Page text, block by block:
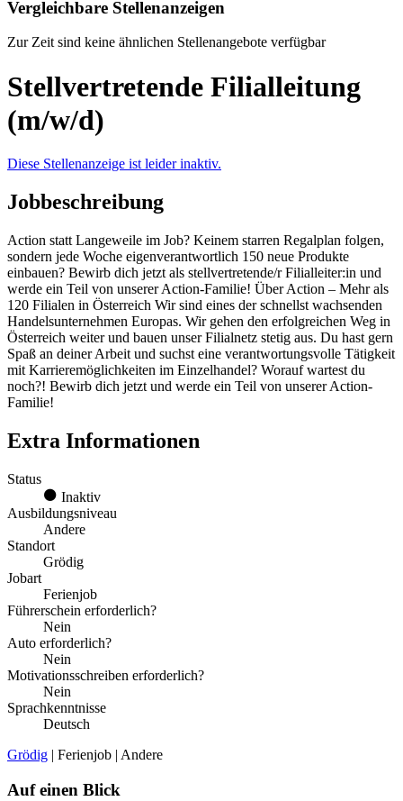
Vergleichbare Stellenanzeigen
Zur Zeit sind keine ähnlichen Stellenangebote verfügbar
Stellvertretende Filialleitung
(m/w/d)
Diese Stellenanzeige ist leider inaktiv.
Jobbeschreibung
Action statt Langeweile im Job? Keinem starren Regalplan folgen,
sondern jede Woche eigenverantwortlich 150 neue Produkte
einbauen? Bewirb dich jetzt als stellvertretende/r Filialleiter:in und
werde ein Teil von unserer Action-Familie! Über Action – Mehr als
120 Filialen in Österreich Wir sind eines der schnellst wachsenden
Handelsunternehmen Europas. Wir gehen den erfolgreichen Weg in
Österreich weiter und bauen unser Filialnetz stetig aus. Du hast gern
Spaß an deiner Arbeit und suchst eine verantwortungsvolle Tätigkeit
mit Karrieremöglichkeiten im Einzelhandel? Worauf wartest du
noch?! Bewirb dich jetzt und werde ein Teil von unserer Action-
Familie!
Extra Informationen
Status
Inaktiv
Ausbildungsniveau
Andere
Standort
Grödig
Jobart
Ferienjob
Führerschein erforderlich?
Nein
Auto erforderlich?
Nein
Motivationsschreiben erforderlich?
Nein
Sprachkenntnisse
Deutsch
Grödig | Ferienjob | Andere
Auf einen Blick